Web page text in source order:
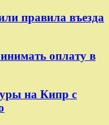
правила въезда
оплату в
на Кипр с